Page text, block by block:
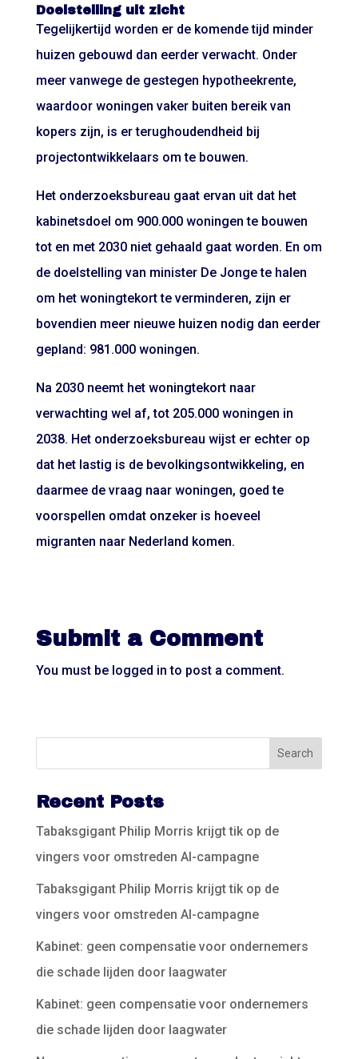
Doelstelling uit zicht
Tegelijkertijd worden er de komende tijd minder
huizen gebouwd dan eerder verwacht. Onder
meer vanwege de gestegen hypotheekrente,
waardoor woningen vaker buiten bereik van
kopers zijn, is er terughoudendheid bij
projectontwikkelaars om te bouwen.
Het onderzoeksbureau gaat ervan uit dat het
kabinetsdoel om 900.000 woningen te bouwen
tot en met 2030 niet gehaald gaat worden. En om
de doelstelling van minister De Jonge te halen
om het woningtekort te verminderen, zijn er
bovendien meer nieuwe huizen nodig dan eerder
gepland: 981.000 woningen.
Na 2030 neemt het woningtekort naar
verwachting wel af, tot 205.000 woningen in
2038. Het onderzoeksbureau wijst er echter op
dat het lastig is de bevolkingsontwikkeling, en
daarmee de vraag naar woningen, goed te
voorspellen omdat onzeker is hoeveel
migranten naar Nederland komen.
Submit a Comment
You must be logged in to post a comment.
Recent Posts
Tabaksgigant Philip Morris krijgt tik op de
vingers voor omstreden AI-campagne
Tabaksgigant Philip Morris krijgt tik op de
vingers voor omstreden AI-campagne
Kabinet: geen compensatie voor ondernemers
die schade lijden door laagwater
Kabinet: geen compensatie voor ondernemers
die schade lijden door laagwater